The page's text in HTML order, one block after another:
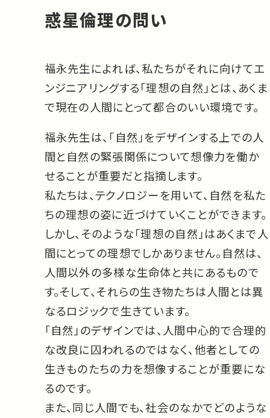
惑星倫理の問い
福永先生によれば、私たちがそれに向けてエ
ンジニアリングする「理想の自然」とは、あくま
で現在の人間にとって都合のいい環境です。
福永先生は、「自然」をデザインする上での人
間と自然の緊張関係について想像力を働か
せることが重要だと指摘します。
私たちは、テクノロジーを用いて、自然を私た
ちの理想の姿に近づけていくことができます。
しかし、そのような「理想の自然」はあくまで人
間にとっての理想でしかありません。自然は、
人間以外の多様な生命体と共にあるもので
す。そして、それらの生き物たちは人間とは異
なるロジックで生きています。
「自然」のデザインでは、人間中心的で合理的
な改良に囚われるのではなく、他者としての
生きものたちの力を想像することが重要にな
るのです。
また、同じ人間でも、社会のなかでどのような